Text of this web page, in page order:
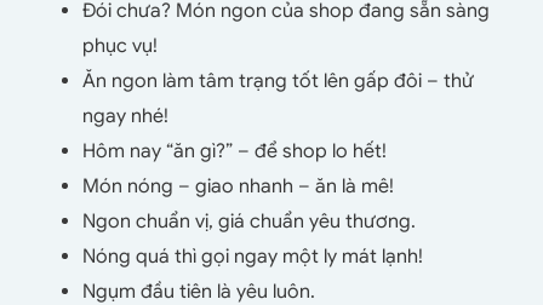
Đói chưa? Món ngon của shop đang sẵn sàng
phục vụ!
Ăn ngon làm tâm trạng tốt lên gấp đôi – thử
ngay nhé!
Hôm nay “ăn gì?” – để shop lo hết!
Món nóng – giao nhanh – ăn là mê!
Ngon chuẩn vị, giá chuẩn yêu thương.
Nóng quá thì gọi ngay một ly mát lạnh!
Ngụm đầu tiên là yêu luôn.